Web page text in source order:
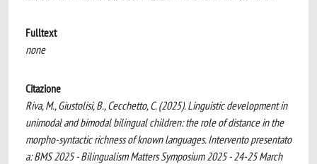
Fulltext
none
Citazione
Riva, M., Giustolisi, B., Cecchetto, C. (2025). Linguistic development in
unimodal and bimodal bilingual children: the role of distance in the
morpho-syntactic richness of known languages. Intervento presentato
a: BMS 2025 - Bilingualism Matters Symposium 2025 - 24-25 March